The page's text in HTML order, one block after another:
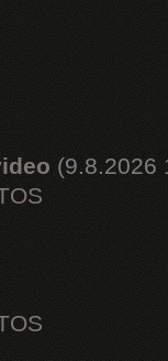
(9.8.2026